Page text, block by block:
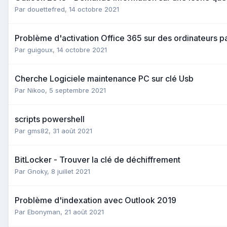
Par douettefred, 14 octobre 2021
Problème d'activation Office 365 sur des ordinateurs
Par guigoux, 14 octobre 2021
Cherche Logiciele maintenance PC sur clé Usb
Par Nikoo, 5 septembre 2021
scripts powershell
Par gms82, 31 août 2021
BitLocker - Trouver la clé de déchiffrement
Par Gnoky, 8 juillet 2021
Problème d'indexation avec Outlook 2019
Par Ebonyman, 21 août 2021